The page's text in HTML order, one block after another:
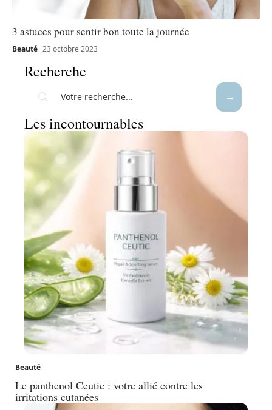
3 astuces pour sentir bon toute la journée
Beauté 23 octobre 2023
Recherche
Les incontournables
Beauté
Le panthenol Ceutic : votre allié contre les
irritations cutanées